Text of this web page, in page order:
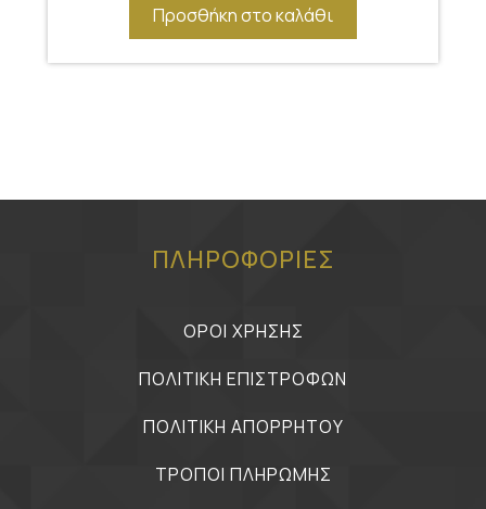
Προσθήκη στο καλάθι
ΠΛΗΡΟΦΟΡΙΕΣ
ΟΡΟΙ ΧΡΗΣΗΣ
ΠΟΛΙΤΙΚΗ ΕΠΙΣΤΡΟΦΩΝ
ΠΟΛΙΤΙΚΗ ΑΠΟΡΡΗΤΟΥ
ΤΡΟΠΟΙ ΠΛΗΡΩΜΗΣ